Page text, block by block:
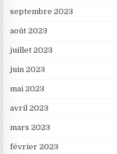
septembre 2023
août 2023
juillet 2023
juin 2023
mai 2023
avril 2023
mars 2023
février 2023